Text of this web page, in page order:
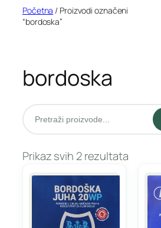
Početna / Proizvodi označeni
“bordoska”
bordoska
Pretraži
Prikaz svih 2 rezultata